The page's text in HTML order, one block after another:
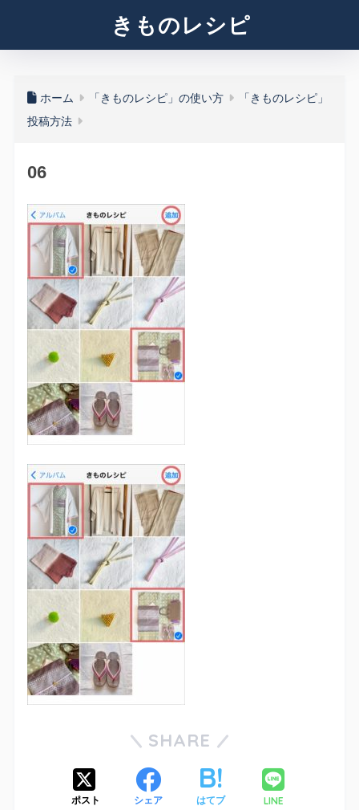
きものレシピ
ホーム 「きものレシピ」の使い方
「きものレシピ」
投稿方法
06
SHARE
ポスト シェア はてブ LINE